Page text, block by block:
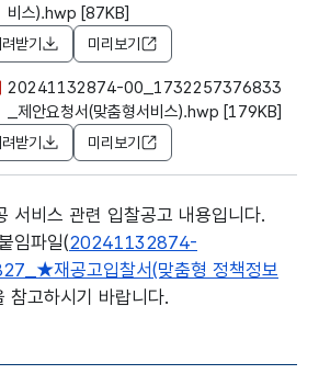
비스).hwp [87KB]
려받기 미리보기
20241132874-00_1732257376833
_제안요청서(맞춤형서비스).hwp [179KB]
려받기 미리보기
서비스 관련 입찰공고 내용입니다.
임파일(20241132874-
재공고입찰서(맞춤형 정책정보
참고하시기 바랍니다.